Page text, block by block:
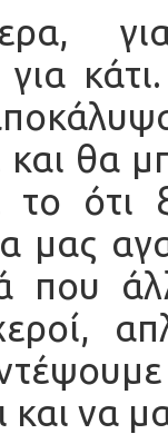
θα
το ότι
μας
που
και να